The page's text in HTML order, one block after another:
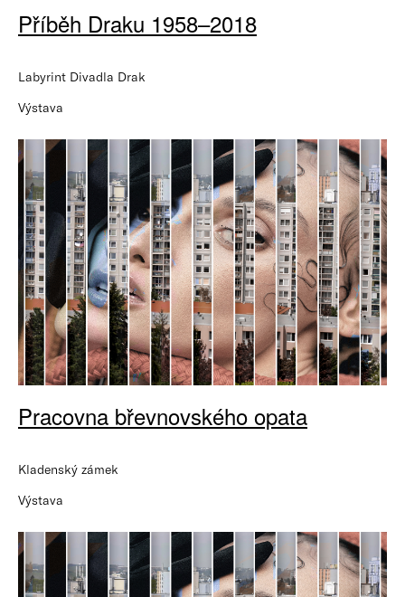
Příběh Draku 1958–2018
Labyrint Divadla Drak
Výstava
Pracovna břevnovského opata
Kladenský zámek
Výstava